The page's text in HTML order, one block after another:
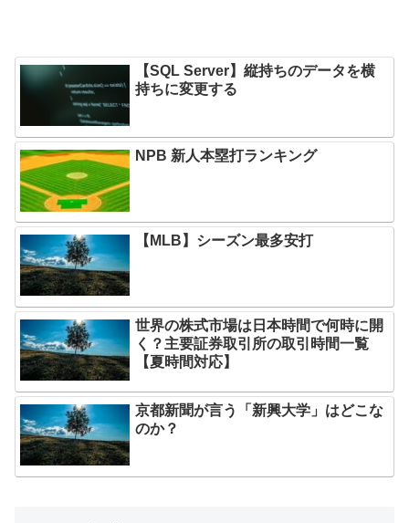
【SQL Server】縦持ちのデータを横
持ちに変更する
NPB 新人本塁打ランキング
【MLB】シーズン最多安打
世界の株式市場は日本時間で何時に開
く？主要証券取引所の取引時間一覧
【夏時間対応】
京都新聞が言う「新興大学」はどこな
のか？